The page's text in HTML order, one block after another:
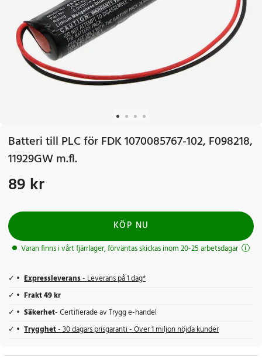
Batteri till PLC för FDK 1070085767-102, F098218,
11929GW m.fl.
Pris: 89 kr
89 kr
KÖP NU
Varan finns i vårt fjärrlager, förväntas skickas inom 20-25 arbetsdagar
Expressleverans- Leverans på 1 dag*
Frakt 49 kr
Säkerhet- Certifierade av Trygg e-handel
Trygghet- 30 dagars prisgaranti - Över 1 miljon nöjda kunder